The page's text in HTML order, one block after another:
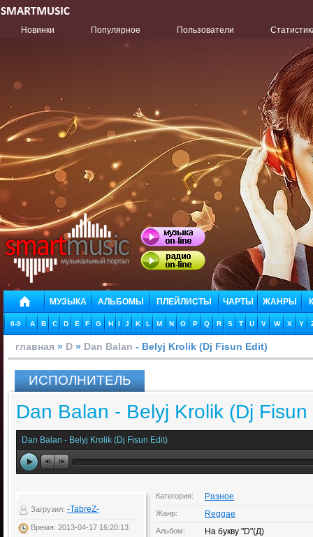
Новинки Популярное Пользователи
МУЗЫКА АЛЬБОМЫ ПЛЕЙЛИСТЫ ЧАРТЫ ЖАНРЫ
0-9 A B C D E F G H I J K L M N O P Q R S T U V W X Y
главная » D » Dan Balan - Belyj Krolik (Dj Fisun Edit)
ИСПОЛНИТЕЛЬ
Dan Balan - Belyj Krolik (Dj Fisun
Dan Balan - Belyj Krolik (Dj Fisun Edit)
Загрузил: -TabreZ-
Время: 2013-04-17 16:20:13
Категория: Разное
Жанр: Reggae
Альбом: На букву "D"(Д)